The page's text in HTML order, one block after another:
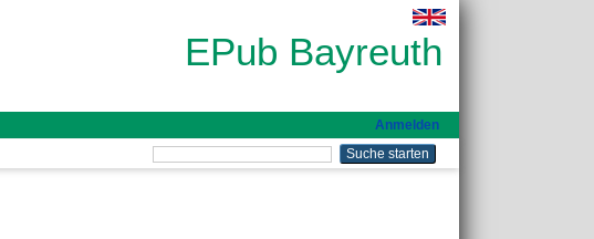
EPub Bayreuth
Anmelden